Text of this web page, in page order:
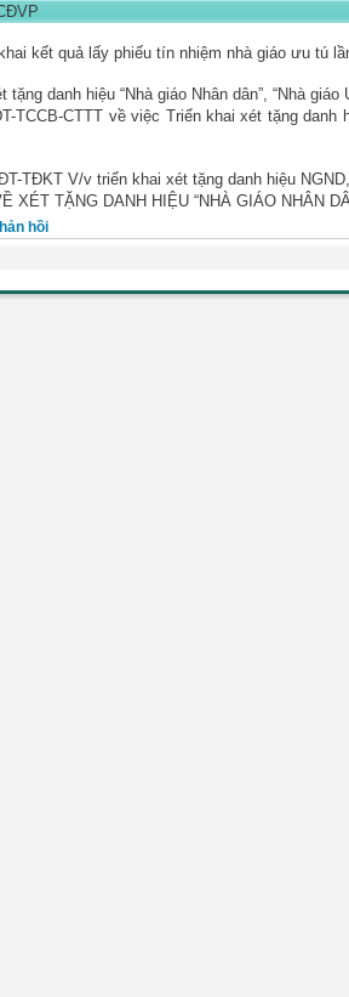
kết quả lấy phiếu tín nhiệm nhà giáo ưu tú
tặng danh hiệu “Nhà giáo Nhân dân”, “Nhà
TCCB-CTTT về việc Triển khai xét tặng
TĐKT V/v triển khai xét tặng danh hiệu
XÉT TẶNG DANH HIỆU “NHÀ GIÁO NHÂN
hồi